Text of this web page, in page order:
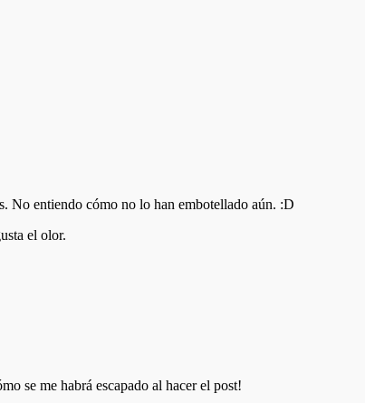
No entiendo cómo no lo han embotellado aún. :D
el olor.
se me habrá escapado al hacer el post!